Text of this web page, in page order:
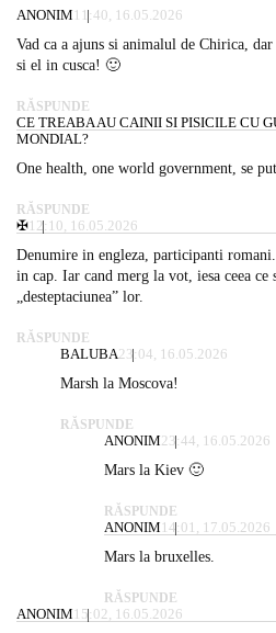
ANONIM 11:40, 16.05.2026
Vad ca a ajuns si animalul de Chirica,
si el in cusca! 🙂
RĂSPUNDE
CE TREABA AU CAINII SI PISICILE CU
MONDIAL?
One health, one world government, se
RĂSPUNDE
✠12:10, 16.05.2026
Denumire in engleza, participanti
in cap. Iar cand merg la vot, iesa ceea
„desteptaciunea” lor.
RĂSPUNDE
BALUBA23:04, 16.05.2026
Marsh la Moscova!
RĂSPUNDE
ANONIM23:44, 16.05.2026
Mars la Kiev 🙂
RĂSPUNDE
ANONIM 14:01, 17.05.2026
Mars la bruxelles.
RĂSPUNDE
ANONIM 15:02, 16.05.2026